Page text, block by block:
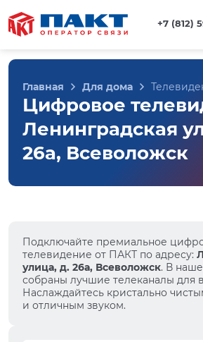
+7 (812)
Главная Для дома
Цифровое
Ленинградская
26а, Всеволожск
Подключайте премиальное
телевидение от ПАКТ по адресу:
улица, д. 26а, Всеволожск. В
собраны лучшие телеканалы для
Наслаждайтесь кристально
и отличным звуком.